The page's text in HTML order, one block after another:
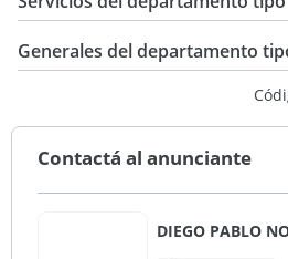
Generales del departamento
Contactá al anunciante
DIEGO PABLO